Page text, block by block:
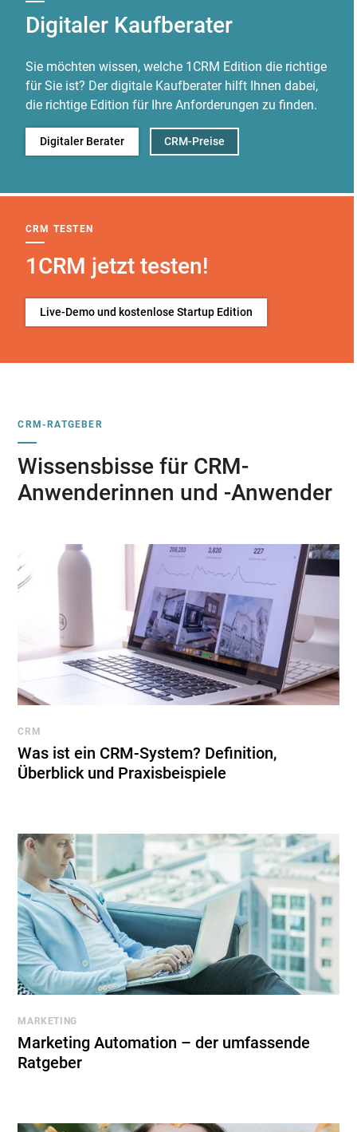
Digitaler Kaufberater
Sie möchten wissen, welche 1CRM Edition die richtige
für Sie ist? Der digitale Kaufberater hilft Ihnen dabei,
die richtige Edition für Ihre Anforderungen zu finden.
Digitaler Berater CRM-Preise
CRM TESTEN
1CRM jetzt testen!
Live-Demo und kostenlose Startup Edition
CRM-RATGEBER
Wissensbisse für CRM-
Anwenderinnen und -Anwender
CRM
Was ist ein CRM-System? Definition,
Überblick und Praxisbeispiele
MARKETING
Marketing Automation – der umfassende
Ratgeber